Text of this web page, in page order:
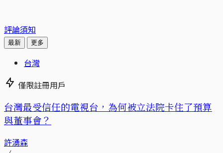
評論須知
最新 更多
台灣
僅限註冊用戶
台灣最受信任的電視台，為何被立法院卡住了預算
與董事會？
許湧森